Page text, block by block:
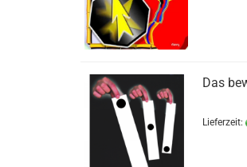
Das
Lieferzeit: